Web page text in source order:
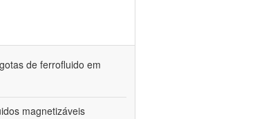
de ferrofluido em
magnetizáveis